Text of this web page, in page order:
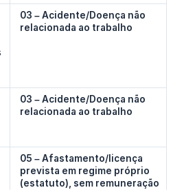
03 – Acidente/Doença não
relacionada ao trabalho
03 – Acidente/Doença não
relacionada ao trabalho
05 – Afastamento/licença
prevista em regime próprio
(estatuto), sem remuneração